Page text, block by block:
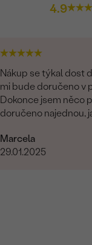
4.9
Nákup se týkal dost
mi bude doručeno v
Dokonce jsem něco
doručeno najednou,
Marcela
29.01.2025